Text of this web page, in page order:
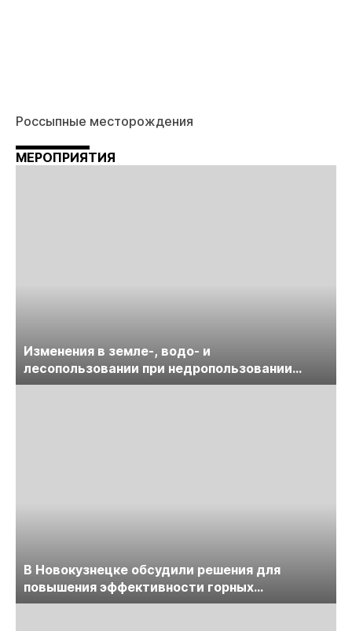
Россыпные месторождения
МЕРОПРИЯТИЯ
Изменения в земле-, водо- и
лесопользовании при недропользовании
обсудят на семинаре «ПравоТЭК»
В Новокузнецке обсудили решения для
повышения эффективности горных
предприятий